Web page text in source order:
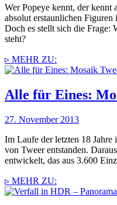
Wer Popeye kennt, der kennt
absolut erstaunlichen
Doch es stellt sich die Frage:
steht?
▹ MEHR ZU:
Alle für Eines:
27. November 2013
Im Laufe der letzten 18 Jahre
von Tweer entstanden.
entwickelt, das aus 3.600
▹ MEHR ZU: